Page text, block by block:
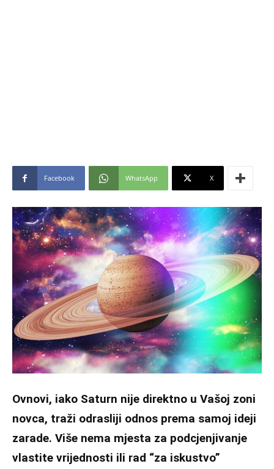
Facebook WhatsApp X
Ovnovi, iako Saturn nije direktno u Vašoj zoni
novca, traži odrasliji odnos prema samoj ideji
zarade. Više nema mjesta za podcjenjivanje
vlastite vrijednosti ili rad “za iskustvo”